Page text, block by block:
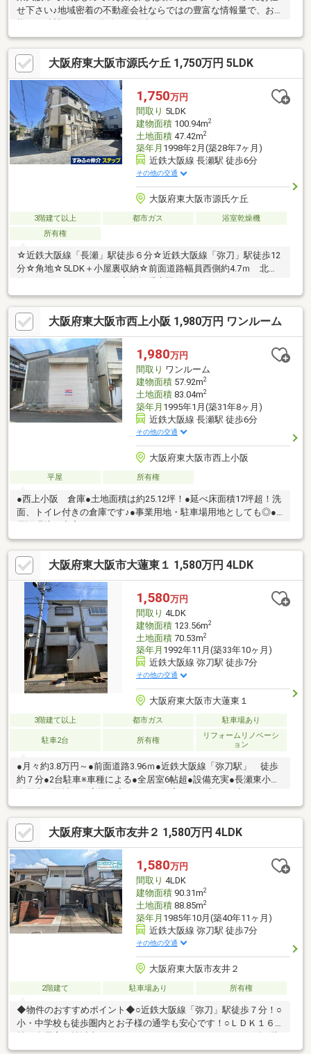
せ下さい♪地域密着の不動産会社ならではの豊富な情報量で、お客
イホーム購入は分からない事だらけだと思いますが、皆様の不安
を解消し素敵な新生活をサポートさせて頂きます！物件情報以外
にも、住宅ローンのこと、建築・リフォームのこと、税金のこ
と、購入のタイミング・流れ等々、不動産の分からない事、わず
らわしい事は全てリージャパンにお任せ下さい！お仕事終わりの
遅い時間や、水曜日（一般的な不動産屋の定休日）でも、事前に
ご予約頂けましたらご対応可能ですので、お気軽にお問い合わせ
下さい♪
大阪府東大阪市源氏ケ丘 1,750万円 5LDK
1,750万円
間取り 5LDK
建物面積100.94m2
土地面積47.42m2
築年月 1998年2月(築28年7ヶ月)
近鉄大阪線 長瀬駅 徒歩6分
その他の交通
大阪府東大阪市源氏ケ丘
3階建て以上 都市ガス
浴室乾燥機
所有権
☆近鉄大阪線「長瀬」駅徒歩６分☆近鉄大阪線「弥刀」駅徒歩12
分☆角地☆5LDK＋小屋裏収納☆前面道路幅員西側約4.7ｍ 北側
大阪府東大阪市西上小阪 1,980万円 ワンルーム
1,980万円
間取り ワンルーム
建物面積57.92m2
土地面積83.04m2
築年月 1995年1月(築31年8ヶ月)
近鉄大阪線 長瀬駅 徒歩6分
その他の交通
大阪府東大阪市西上小阪
平屋 所有権
●西上小阪 倉庫●土地面積は約25.12坪！●延べ床面積17坪超！洗
面、トイレ付きの倉庫です♪●事業用地・駐車場用地としても◎●
周辺環境も充実しております！アクセスのしやすさはこだわりた
いポイントです。・弊社はお客様に寄り添った提案、ご不安の解
消をさせて頂きます。・情報量・経験・知識はどこにも負けませ
ん！何でもご相談下さい！ご納得頂けるまで応対させて頂きま
す。お気軽にお問合せ下さい。内容を確認の上弊社スタッフより
ご連絡させていただきます。
大阪府東大阪市大蓮東１ 1,580万円 4LDK
1,580万円
間取り 4LDK
建物面積123.56m2
土地面積70.53m2
築年月 1992年11月(築33年10ヶ月)
近鉄大阪線 弥刀駅 徒歩7分
その他の交通
大阪府東大阪市大蓮東１
3階建て以上 都市ガス 駐車場あり
駐車2台 所有権
リフォームリノベーシ
ョン
●月々約3.8万円～●前面道路3.96ｍ●近鉄大阪線「弥刀駅」 徒歩
約７分●2台駐車※車種による●全居室6帖超●設備充実●長瀬東小、
頂きます。・情報量・経験・知識はどこにも負けません！何でも
ご相談下さい！ご納得頂けるまで応対させて頂きます。お気軽に
お問合せ下さい。内容を確認の上弊社スタッフよりご連絡させて
いただきます。
大阪府東大阪市友井２ 1,580万円 4LDK
1,580万円
間取り 4LDK
建物面積90.31m2
土地面積88.85m2
築年月 1985年10月(築40年11ヶ月)
近鉄大阪線 弥刀駅 徒歩7分
その他の交通
大阪府東大阪市友井２
2階建て 駐車場あり 所有権
◆物件のおすすめポイント◆○近鉄大阪線「弥刀」駅徒歩７分！○
小・中学校も徒歩圏内とお子様の通学も安心です！○ＬＤＫ１６
帖！全居室６帖以上とゆとりのある４ＬＤＫ♪○カーポート付き駐
車場あり（車種によります）○令和７年７月全和室をフローリン